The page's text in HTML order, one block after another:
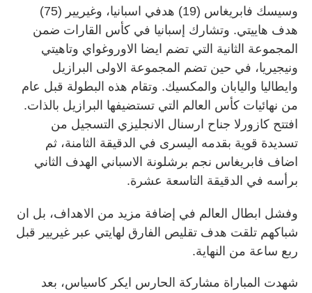
وسيسك فابريغاس (‬19) هدفي اسبانيا، وغيريير (‬75)
هدف هاييتي. وتشارك إسبانيا في كأس القارات ضمن
المجموعة الثانية التي تضم ايضا الاوروغواي وتاهيتي
ونيجيريا، في حين تضم المجموعة الاولى البرازيل
وايطاليا واليابان والمكسيك. وتقام هذه البطولة قبل عام
من نهائيات كأس العالم التي تستضيفها البرازيل بالذات.
افتتح كازورلا جناح ارسنال الانجليزي التسجيل من
تسديدة قوية بقدمه اليسرى في الدقيقة الثامنة، ثم
اضاف فابريغاس نجم برشلونة الاسباني الهدف الثاني
برأسه في الدقيقة التاسعة عشرة.
وفشل ابطال العالم في إضافة مزيد من الاهداف، بل ان
شباكهم تلقت هدف تقليص الفارق لهايتي عبر غيريير قبل
ربع ساعة من النهاية.
شهدت المباراة مشاركة الحارس ايكر كاسياس، بعد